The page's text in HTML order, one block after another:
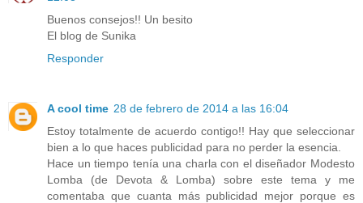
Buenos consejos!! Un besito
El blog de Sunika
Responder
A cool time 28 de febrero de 2014 a las 16:04
Estoy totalmente de acuerdo contigo!! Hay que seleccionar
bien a lo que haces publicidad para no perder la esencia.
Hace un tiempo tenía una charla con el diseñador Modesto
Lomba (de Devota & Lomba) sobre este tema y me
comentaba que cuanta más publicidad mejor porque es